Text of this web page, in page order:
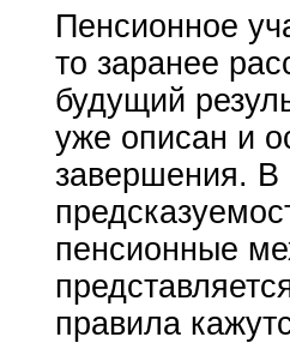
Пенсионное
то заранее
будущий
уже описан и
завершения. В
пенсионные
правила